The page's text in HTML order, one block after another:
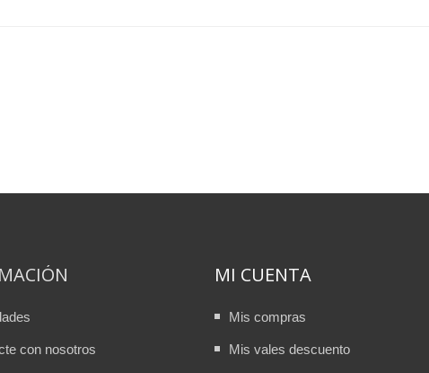
con nosotros
MI CUENTA
Mis compras
Mis vales descuento